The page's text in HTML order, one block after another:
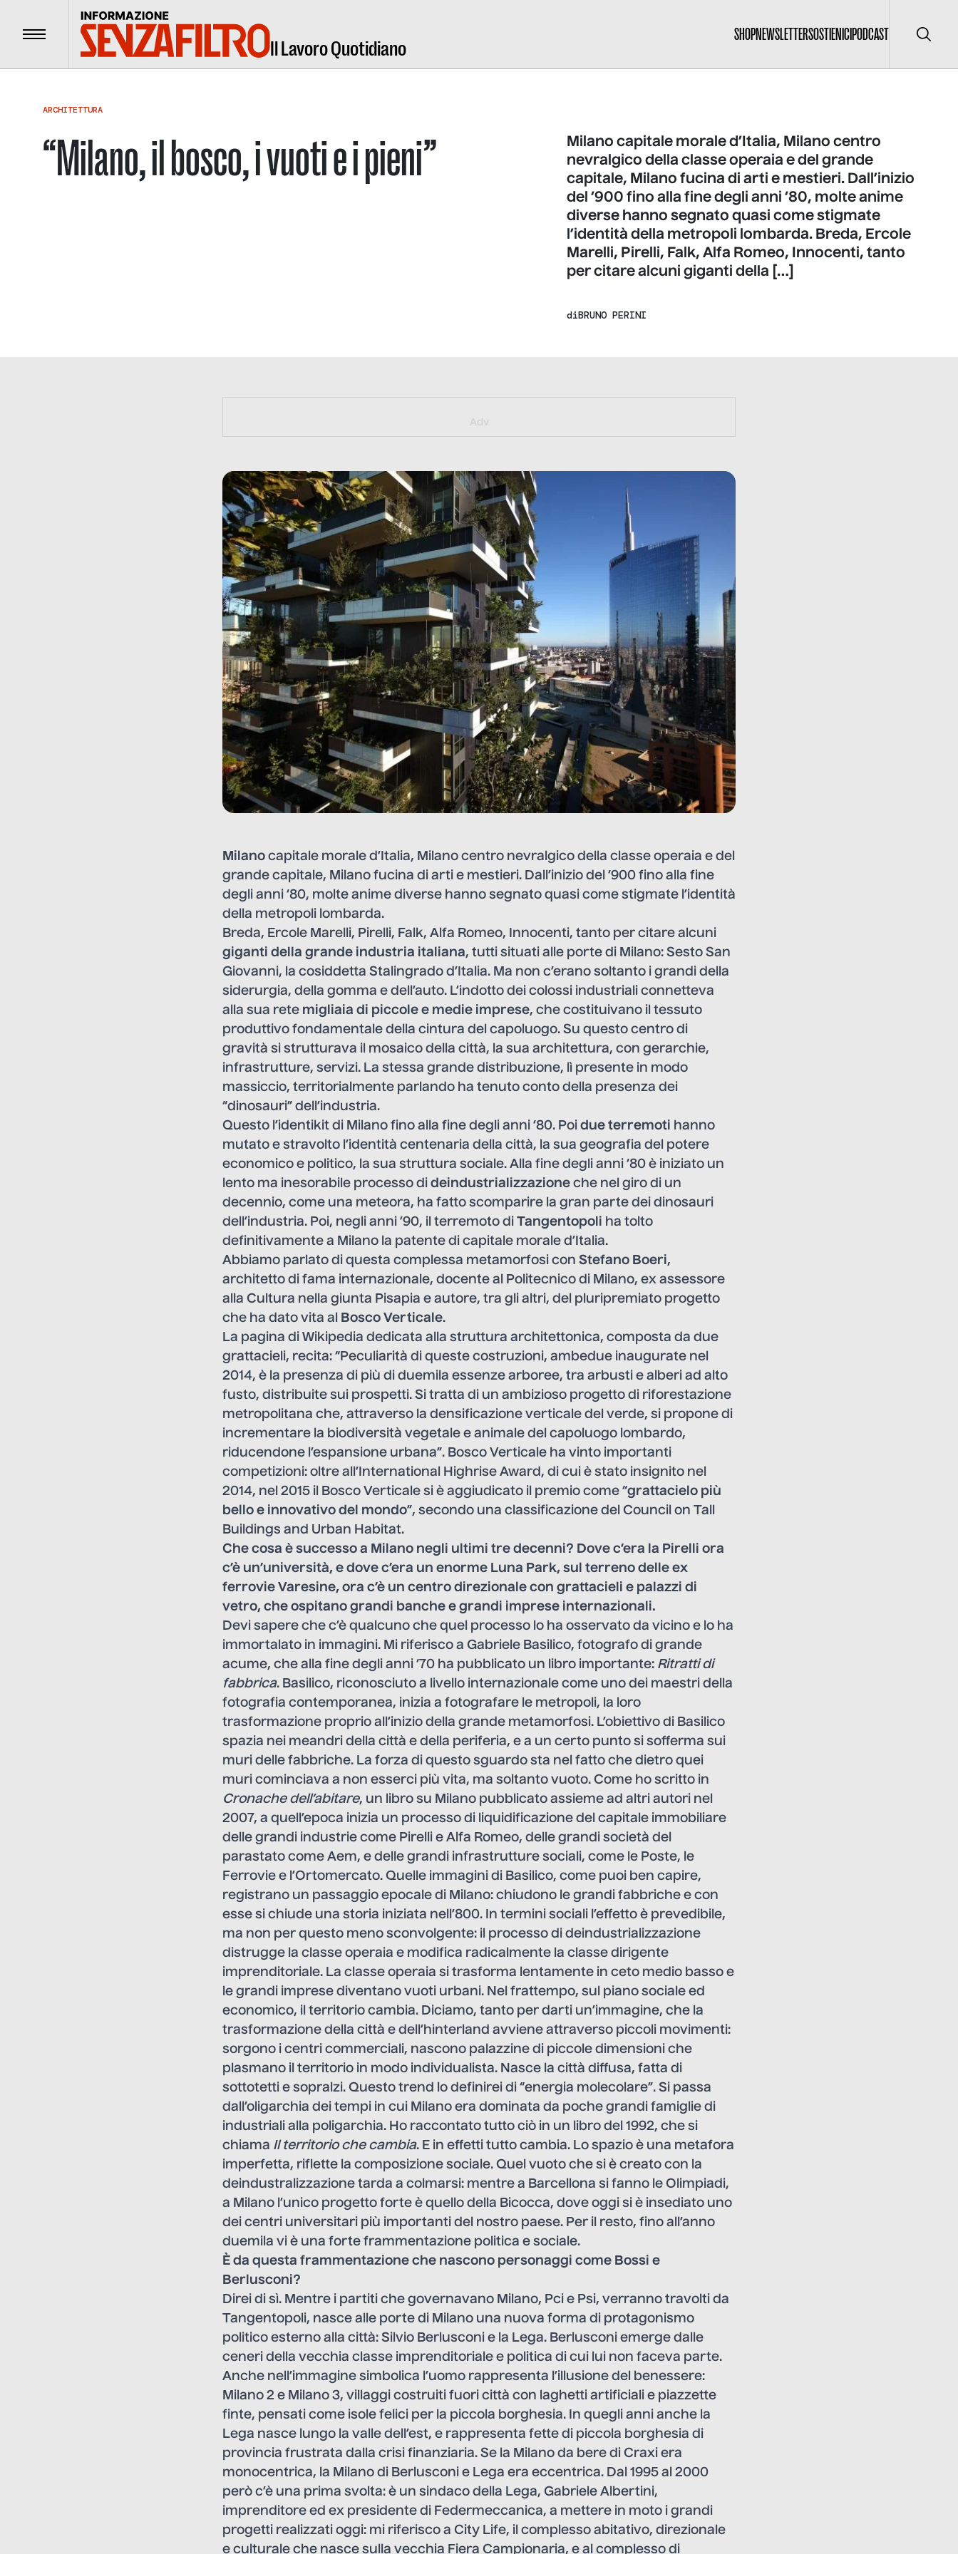
Menu Il Lavoro Quotidiano
SHOPNEWSLETTERSOSTIENICIPODCAST Cerca
ARCHITETTURA
“Milano, il bosco, i vuoti e i pieni”
Milano capitale morale d’Italia, Milano centro
nevralgico della classe operaia e del grande
capitale, Milano fucina di arti e mestieri. Dall’inizio
del ‘900 fino alla fine degli anni ‘80, molte anime
diverse hanno segnato quasi come stigmate
l’identità della metropoli lombarda. Breda, Ercole
Marelli, Pirelli, Falk, Alfa Romeo, Innocenti, tanto
per citare alcuni giganti della […]
diBRUNO PERINI
Adv
Milano capitale morale d’Italia, Milano centro nevralgico della classe operaia e del
grande capitale, Milano fucina di arti e mestieri. Dall’inizio del ‘900 fino alla fine
degli anni ‘80, molte anime diverse hanno segnato quasi come stigmate l’identità
della metropoli lombarda.
Breda, Ercole Marelli, Pirelli, Falk, Alfa Romeo, Innocenti, tanto per citare alcuni
giganti della grande industria italiana, tutti situati alle porte di Milano: Sesto San
Giovanni, la cosiddetta Stalingrado d’Italia. Ma non c’erano soltanto i grandi della
siderurgia, della gomma e dell’auto. L’indotto dei colossi industriali connetteva
alla sua rete migliaia di piccole e medie imprese, che costituivano il tessuto
produttivo fondamentale della cintura del capoluogo. Su questo centro di
gravità si strutturava il mosaico della città, la sua architettura, con gerarchie,
infrastrutture, servizi. La stessa grande distribuzione, lì presente in modo
massiccio, territorialmente parlando ha tenuto conto della presenza dei
“dinosauri” dell’industria.
Questo l’identikit di Milano fino alla fine degli anni ‘80. Poi due terremoti hanno
mutato e stravolto l’identità centenaria della città, la sua geografia del potere
economico e politico, la sua struttura sociale. Alla fine degli anni ‘80 è iniziato un
lento ma inesorabile processo di deindustrializzazione che nel giro di un
decennio, come una meteora, ha fatto scomparire la gran parte dei dinosauri
dell’industria. Poi, negli anni ’90, il terremoto di Tangentopoli ha tolto
definitivamente a Milano la patente di capitale morale d’Italia.
Abbiamo parlato di questa complessa metamorfosi con Stefano Boeri,
architetto di fama internazionale, docente al Politecnico di Milano, ex assessore
alla Cultura nella giunta Pisapia e autore, tra gli altri, del pluripremiato progetto
che ha dato vita al
Bosco Verticale.
La pagina di Wikipedia dedicata alla struttura architettonica, composta da due
grattacieli, recita: “Peculiarità di queste costruzioni, ambedue inaugurate nel
2014, è la presenza di più di duemila essenze arboree, tra arbusti e alberi ad alto
fusto, distribuite sui prospetti. Si tratta di un ambizioso progetto di riforestazione
metropolitana che, attraverso la densificazione verticale del verde, si propone di
incrementare la biodiversità vegetale e animale del capoluogo lombardo,
riducendone l’espansione urbana”. Bosco Verticale ha vinto importanti
competizioni: oltre all’International Highrise Award, di cui è stato insignito nel
2014, nel 2015 il Bosco Verticale si è aggiudicato il premio come “grattacielo più
bello e innovativo del mondo”, secondo una classificazione del Council on Tall
Buildings and Urban Habitat.
Che cosa è successo a Milano negli ultimi tre decenni? Dove c’era la Pirelli ora
c’è un’università, e dove c’era un enorme Luna Park, sul terreno delle ex
ferrovie Varesine, ora c’è un centro direzionale con grattacieli e palazzi di
vetro, che ospitano grandi banche e grandi imprese internazionali.
Devi sapere che c’è qualcuno che quel processo lo ha osservato da vicino e lo ha
immortalato in immagini. Mi riferisco a Gabriele Basilico, fotografo di grande
acume, che alla fine degli anni ‘70 ha pubblicato un libro importante: Ritratti di
fabbrica. Basilico, riconosciuto a livello internazionale come uno dei maestri della
fotografia contemporanea, inizia a fotografare le metropoli, la loro
trasformazione proprio all’inizio della grande metamorfosi. L’obiettivo di Basilico
spazia nei meandri della città e della periferia, e a un certo punto si sofferma sui
muri delle fabbriche. La forza di questo sguardo sta nel fatto che dietro quei
muri cominciava a non esserci più vita, ma soltanto vuoto. Come ho scritto in
Cronache dell’abitare, un libro su Milano pubblicato assieme ad altri autori nel
2007, a quell’epoca inizia un processo di liquidificazione del capitale immobiliare
delle grandi industrie come Pirelli e Alfa Romeo, delle grandi società del
parastato come Aem, e delle grandi infrastrutture sociali, come le Poste, le
Ferrovie e l’Ortomercato. Quelle immagini di Basilico, come puoi ben capire,
registrano un passaggio epocale di Milano: chiudono le grandi fabbriche e con
esse si chiude una storia iniziata nell’800. In termini sociali l’effetto è prevedibile,
ma non per questo meno sconvolgente: il processo di deindustrializzazione
distrugge la classe operaia e modifica radicalmente la classe dirigente
imprenditoriale. La classe operaia si trasforma lentamente in ceto medio basso e
le grandi imprese diventano vuoti urbani. Nel frattempo, sul piano sociale ed
economico, il territorio cambia. Diciamo, tanto per darti un’immagine, che la
trasformazione della città e dell’hinterland avviene attraverso piccoli movimenti:
sorgono i centri commerciali, nascono palazzine di piccole dimensioni che
plasmano il territorio in modo individualista. Nasce la città diffusa, fatta di
sottotetti e sopralzi. Questo trend lo definirei di “energia molecolare”. Si passa
dall’oligarchia dei tempi in cui Milano era dominata da poche grandi famiglie di
industriali alla poligarchia. Ho raccontato tutto ciò in un libro del 1992, che si
chiama Il territorio che cambia. E in effetti tutto cambia. Lo spazio è una metafora
imperfetta, riflette la composizione sociale. Quel vuoto che si è creato con la
deindustralizzazione tarda a colmarsi: mentre a Barcellona si fanno le Olimpiadi,
a Milano l’unico progetto forte è quello della Bicocca, dove oggi si è insediato uno
dei centri universitari più importanti del nostro paese. Per il resto, fino all’anno
duemila vi è una forte frammentazione politica e sociale.
È da questa frammentazione che nascono personaggi come Bossi e
Berlusconi?
Direi di sì. Mentre i partiti che governavano Milano, Pci e Psi, verranno travolti da
Tangentopoli, nasce alle porte di Milano una nuova forma di protagonismo
politico esterno alla città: Silvio Berlusconi e la Lega. Berlusconi emerge dalle
ceneri della vecchia classe imprenditoriale e politica di cui lui non faceva parte.
Anche nell’immagine simbolica l’uomo rappresenta l’illusione del benessere:
Milano 2 e Milano 3, villaggi costruiti fuori città con laghetti artificiali e piazzette
finte, pensati come isole felici per la piccola borghesia. In quegli anni anche la
Lega nasce lungo la valle dell’est, e rappresenta fette di piccola borghesia di
provincia frustrata dalla crisi finanziaria. Se la Milano da bere di Craxi era
monocentrica, la Milano di Berlusconi e Lega era eccentrica. Dal 1995 al 2000
però c’è una prima svolta: è un sindaco della Lega, Gabriele Albertini,
imprenditore ed ex presidente di Federmeccanica, a mettere in moto i grandi
progetti realizzati oggi: mi riferisco a City Life, il complesso abitativo, direzionale
e culturale che nasce sulla vecchia Fiera Campionaria, e al complesso di